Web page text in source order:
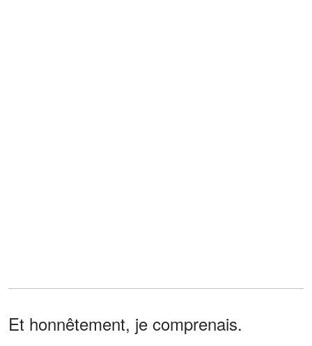
Et honnêtement, je comprenais.